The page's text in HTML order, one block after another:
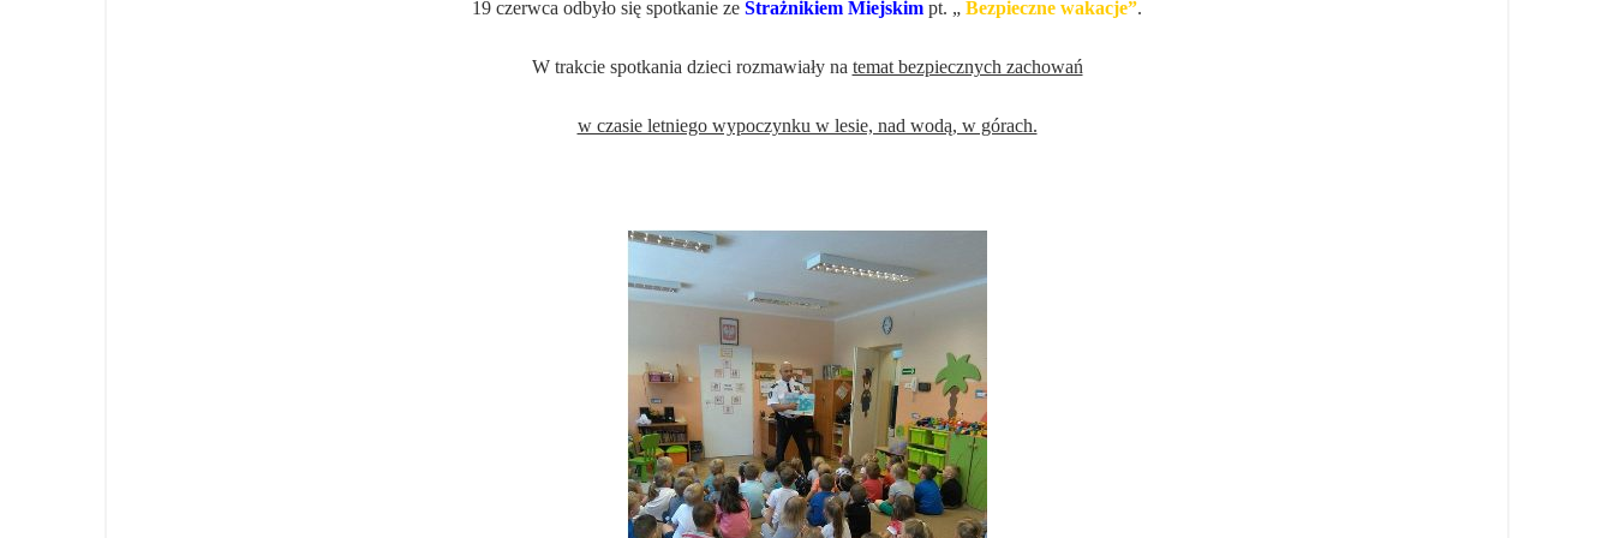
19 czerwca odbyło się spotkanie ze Strażnikiem Miejskim pt. „ Bezpieczne wakacje”.
W trakcie spotkania dzieci rozmawiały na temat bezpiecznych zachowań
w czasie letniego wypoczynku w lesie, nad wodą, w górach.